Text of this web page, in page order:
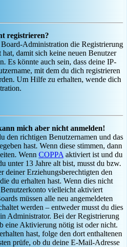
registrieren?
Board-Administration die Registrierung
hat, damit sich keine neuen Benutzer
Es könnte auch sein, dass deine IP-
mit dem du dich registrieren
Um Hilfe zu erhalten, wende dich
mich aber nicht anmelden!
den richtigen Benutzernamen und das
hast. Wenn diese stimmen, dann
Wenn COPPA aktiviert ist und du
unter 13 Jahre alt bist, musst du bzw.
deiner Erziehungsberechtigten den
du erhalten hast. Wenn dies nicht
vielleicht aktiviert
müssen alle neu angemeldeten
werden – entweder musst du dies
Administrator. Bei der Registrierung
eine Aktivierung nötig ist oder nicht.
hast, folge den dort enthaltenen
prüfe, ob du deine E-Mail-Adresse